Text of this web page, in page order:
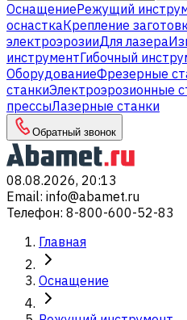
ОснащениеРежущий
оснасткаКрепление
электроэрозииДля лазера
инструментГибочный
ОборудованиеФрезерные
станкиЭлектроэрозионные
прессыЛазерные станки
Обратный звонок
08.08.2026, 20:13
Email: info@abamet.ru
Телефон: 8-800-600-52-83
Главная
Оснащение